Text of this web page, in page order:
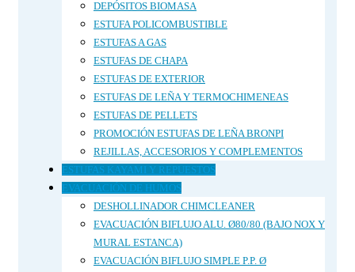
DEPÓSITOS BIOMASA
ESTUFA POLICOMBUSTIBLE
ESTUFAS A GAS
ESTUFAS DE CHAPA
ESTUFAS DE EXTERIOR
ESTUFAS DE LEÑA Y TERMOCHIMENEAS
ESTUFAS DE PELLETS
PROMOCIÓN ESTUFAS DE LEÑA BRONPI
REJILLAS, ACCESORIOS Y COMPLEMENTOS
ESTUFAS KAYAMI Y REPUESTOS
EVACUACIÓN DE HUMOS
DESHOLLINADOR CHIMCLEANER
EVACUACIÓN BIFLUJO ALU. Ø80/80 (BAJO NOX Y
MURAL ESTANCA)
EVACUACIÓN BIFLUJO SIMPLE P.P. Ø